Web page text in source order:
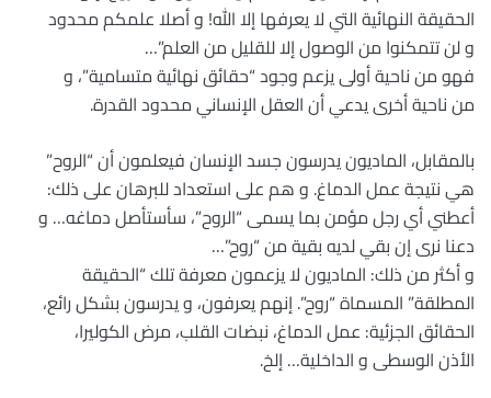
الحقيقة النهائية التي لا يعرفها إلا الله! و أصلا علمكم محدود
و لن تتمكنوا من الوصول إلا للقليل من العلم”…
فهو من ناحية أولى يزعم وجود “حقائق نهائية متسامية”، و
من ناحية أخرى يدعي أن العقل الإنساني محدود القدرة.
بالمقابل، الماديون يدرسون جسد الإنسان فيعلمون أن “الروح”
هي نتيجة عمل الدماغ. و هم على استعداد للبرهان على ذلك:
أعطني أي رجل مؤمن بما يسمى “الروح”، سأستأصل دماغه… و
دعنا نرى إن بقي لديه بقية من “روح”…
و أكثر من ذلك: الماديون لا يزعمون معرفة تلك “الحقيقة
المطلقة” المسماة “روح”. إنهم يعرفون، و يدرسون بشكل رائع،
الحقائق الجزئية: عمل الدماغ، نبضات القلب، مرض الكوليرا،
الأذن الوسطى و الداخلية… إلخ.